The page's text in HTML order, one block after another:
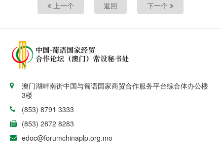
上一个 返回 下一个
澳门湖畔南街中国与葡语国家商贸合作服务平台综合体办公楼
3楼
(853) 8791 3333
(853) 2872 8283
edoc@forumchinaplp.org.mo